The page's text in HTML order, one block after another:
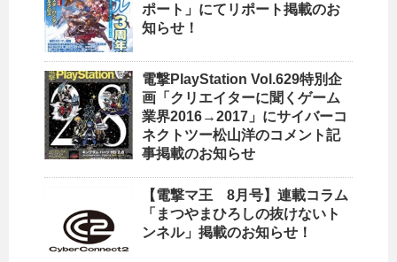
ポート」にてリポート掲載のお
知らせ！
電撃PlayStation Vol.629特別企
画「クリエイターに聞くゲーム
業界2016→2017」にサイバーコ
ネクトツー松山洋のコメント記
事掲載のお知らせ
【電撃マ王 8月号】連載コラム
「まつやまひろしの抜けないト
ンネル」掲載のお知らせ！